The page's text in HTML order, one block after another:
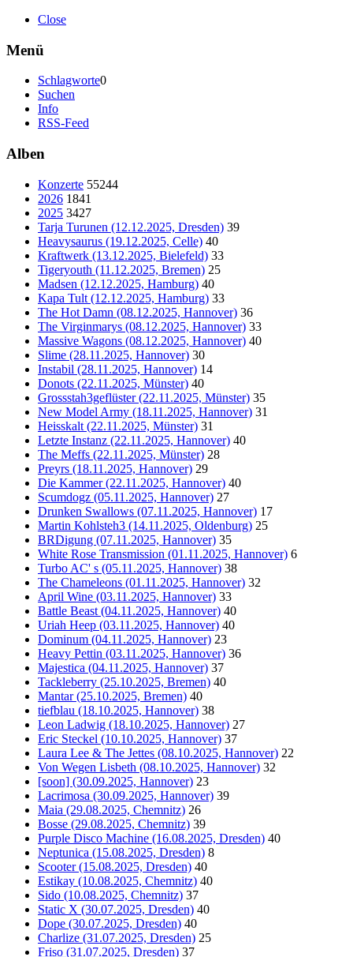
Close
Menü
Schlagworte0
Suchen
Info
RSS-Feed
Alben
Konzerte 55244
2026 1841
2025 3427
Tarja Turunen (12.12.2025, Dresden) 39
Heavysaurus (19.12.2025, Celle) 40
Kraftwerk (13.12.2025, Bielefeld) 33
Tigeryouth (11.12.2025, Bremen) 25
Madsen (12.12.2025, Hamburg) 40
Kapa Tult (12.12.2025, Hamburg) 33
The Hot Damn (08.12.2025, Hannover) 36
The Virginmarys (08.12.2025, Hannover) 33
Massive Wagons (08.12.2025, Hannover) 40
Slime (28.11.2025, Hannover) 30
Instabil (28.11.2025, Hannover) 14
Donots (22.11.2025, Münster) 40
Grossstah3geflüster (22.11.2025, Münster) 35
New Model Army (18.11.2025, Hannover) 31
Heisskalt (22.11.2025, Münster) 31
Letzte Instanz (22.11.2025, Hannover) 40
The Meffs (22.11.2025, Münster) 28
Preyrs (18.11.2025, Hannover) 29
Die Kammer (22.11.2025, Hannover) 40
Scumdogz (05.11.2025, Hannover) 27
Drunken Swallows (07.11.2025, Hannover) 17
Martin Kohlsteh3 (14.11.2025, Oldenburg) 25
BRDigung (07.11.2025, Hannover) 35
White Rose Transmission (01.11.2025, Hannover) 6
Turbo AC' s (05.11.2025, Hannover) 38
The Chameleons (01.11.2025, Hannover) 32
April Wine (03.11.2025, Hannover) 33
Battle Beast (04.11.2025, Hannover) 40
Uriah Heep (03.11.2025, Hannover) 40
Dominum (04.11.2025, Hannover) 23
Heavy Pettin (03.11.2025, Hannover) 36
Majestica (04.11.2025, Hannover) 37
Tackleberry (25.10.2025, Bremen) 40
Mantar (25.10.2025, Bremen) 40
tiefblau (18.10.2025, Hannover) 38
Leon Ladwig (18.10.2025, Hannover) 27
Eric Steckel (10.10.2025, Hannover) 37
Laura Lee & The Jettes (08.10.2025, Hannover) 22
Von Wegen Lisbeth (08.10.2025, Hannover) 32
[soon] (30.09.2025, Hannover) 23
Lacrimosa (30.09.2025, Hannover) 39
Maia (29.08.2025, Chemnitz) 26
Bosse (29.08.2025, Chemnitz) 39
Purple Disco Machine (16.08.2025, Dresden) 40
Neptunica (15.08.2025, Dresden) 8
Scooter (15.08.2025, Dresden) 40
Estikay (10.08.2025, Chemnitz) 40
Sido (10.08.2025, Chemnitz) 37
Static X (30.07.2025, Dresden) 40
Dope (30.07.2025, Dresden) 40
Charlize (31.07.2025, Dresden) 25
Friso (31.07.2025, Dresden) 37